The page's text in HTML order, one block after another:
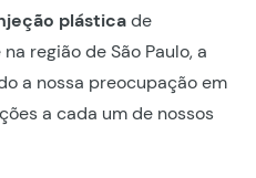
plásticade
região de São Paulo, a
a nossa preocupação em
a cada um de nossos